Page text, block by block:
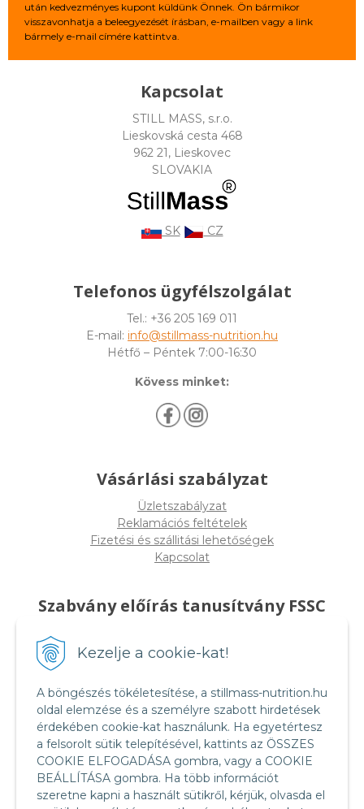
Kezelje a cookie-kat!
A böngészés tökéletesítése, a stillmass-nutrition.hu
oldal elemzése és a személyre szabott hirdetések
érdekében cookie-kat használunk. Ha egyetértesz
a felsorolt sütik telepítésével, kattints az ÖSSZES
COOKIE ELFOGADÁSA gombra, vagy a COOKIE
BEÁLLÍTÁSA gombra. Ha több információt
szeretne kapni a használt sütikről, kérjük, olvasda el
után kedvezményes kupont küldünk Önnek. Ön bármikor
visszavonhatja a beleegyezését írásban, e-mailben vagy a link
bármely e-mail címére kattintva.
Kapcsolat
STILL MASS, s.r.o.
Lieskovská cesta 468
962 21, Lieskovec
SLOVAKIA
SK CZ
Telefonos ügyfélszolgálat
Tel.: +36 205 169 011
E-mail: info@stillmass-nutrition.hu
Hétfő – Péntek 7:00-16:30
Kövess minket:
Vásárlási szabályzat
Üzletszabályzat
Reklamációs feltételek
Fizetési és szállitási lehetőségek
Kapcsolat
Szabvány előírás tanusítvány FSSC